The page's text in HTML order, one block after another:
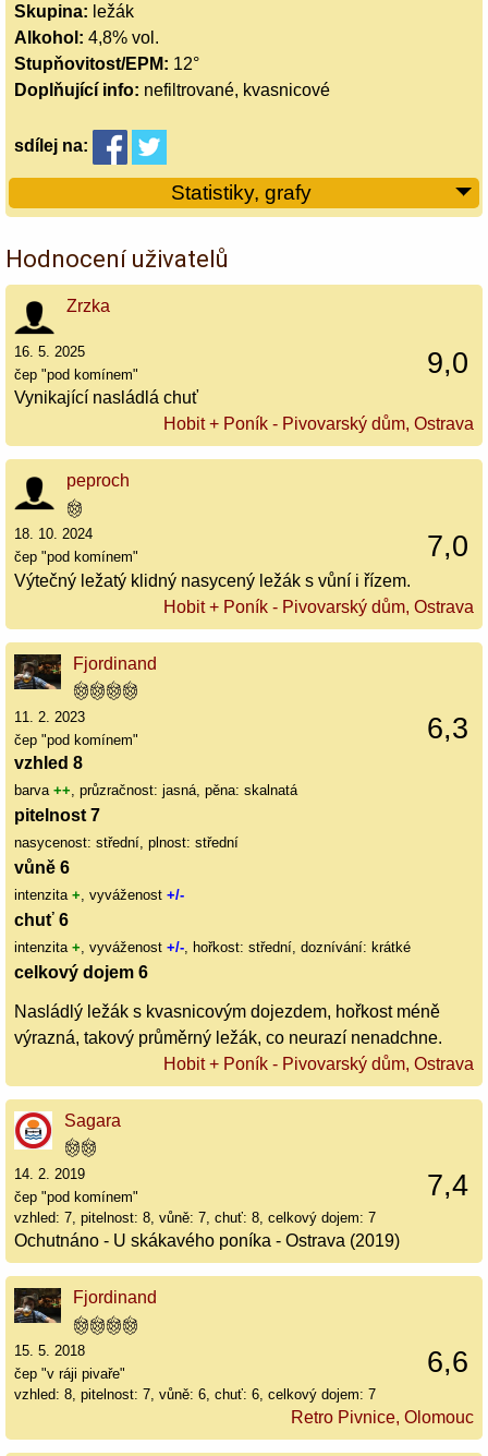
Skupina: ležák
Alkohol: 4,8% vol.
Stupňovitost/EPM: 12°
Doplňující info: nefiltrované, kvasnicové
sdílej na:
Statistiky, grafy
Hodnocení uživatelů
Zrzka
9,0
16. 5. 2025
čep "pod komínem"
Vynikající nasládlá chuť
Hobit + Poník - Pivovarský dům, Ostrava
peproch
7,0
18. 10. 2024
čep "pod komínem"
Výtečný ležatý klidný nasycený ležák s vůní i řízem.
Hobit + Poník - Pivovarský dům, Ostrava
Fjordinand
6,3
11. 2. 2023
čep "pod komínem"
vzhled 8
barva ++ , průzračnost: jasná, pěna: skalnatá
pitelnost 7
nasycenost: střední, plnost: střední
vůně 6
intenzita + , vyváženost +/-
chuť 6
intenzita + , vyváženost +/- , hořkost: střední, doznívání: krátké
celkový dojem 6
Nasládlý ležák s kvasnicovým dojezdem, hořkost méně
výrazná, takový průměrný ležák, co neurazí nenadchne.
Hobit + Poník - Pivovarský dům, Ostrava
Sagara
7,4
14. 2. 2019
čep "pod komínem"
vzhled: 7, pitelnost: 8, vůně: 7, chuť: 8, celkový dojem: 7
Ochutnáno - U skákavého poníka - Ostrava (2019)
Fjordinand
6,6
15. 5. 2018
čep "v ráji pivaře"
vzhled: 8, pitelnost: 7, vůně: 6, chuť: 6, celkový dojem: 7
Retro Pivnice, Olomouc